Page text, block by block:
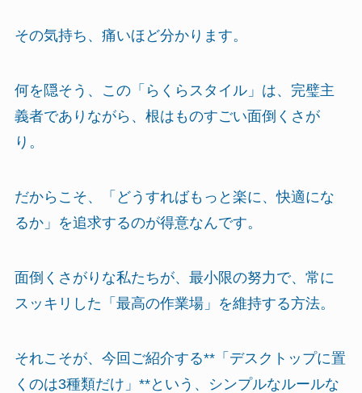
その気持ち、痛いほど分かります。
何を隠そう、この「らくらスタイル」は、完璧主
義者でありながら、根はものすごい面倒くさが
り。
だからこそ、「どうすればもっと楽に、快適にな
るか」を追求するのが得意なんです。
面倒くさがりな私たちが、最小限の努力で、常に
スッキリした「最高の作業場」を維持する方法。
それこそが、今回ご紹介する**「デスクトップに置
くのは3種類だけ」**という、シンプルなルールな